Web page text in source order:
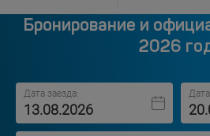
Бронирование и
2026
Дата заезда: